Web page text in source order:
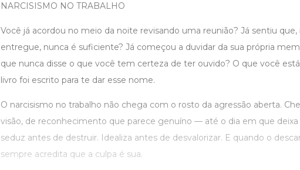
NARCISISMO NO TRABALHO
Você já acordou no meio da noite revisando uma reunião? Já sentiu
entregue, nunca é suficiente? Já começou a duvidar da sua própria
que nunca disse o que você tem certeza de ter ouvido? O que você
livro foi escrito para te dar esse nome.
O narcisismo no trabalho não chega com o rosto da agressão aberta.
visão, de reconhecimento que parece genuíno — até o dia em que deixa
seduz antes de destruir. Idealiza antes de desvalorizar. E quando o
sempre acredita que a culpa é sua.